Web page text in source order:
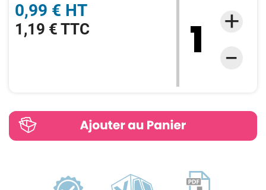
0,99 € HT
1,19 € TTC